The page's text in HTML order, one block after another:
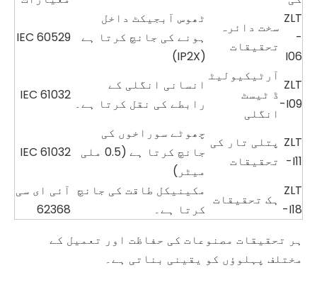
ZLT
-
I06
سخت دائرہ
تحقیقات
ٹھوس آبجیکٹ داخل
ہونے کی جانچ کرتا ہے
(IP2X)
IEC 60529
ZLT
-I09
آرٹیکیولیٹ
ڈ ٹیسٹ
انگلی
انسانی انگلی کے
رابطے کی نقل کرتا ہے۔
IEC 61032
ZLT
-I11
پتلی تار کی
تحقیقات
چھوٹے سوراخوں کی
جانچ کرتا ہے (0.5 ملی
میٹر)
IEC 61032
ZLT
-I18
ہک تحقیقات
مکینیکل طاقت کی جانچ
کرتا ہے۔
آئی ای سی
62368
ہر تحقیقات مصنوعات کی حفاظت اور تعمیل کے
مختلف پہلوؤں کو یقینی بناتی ہے۔